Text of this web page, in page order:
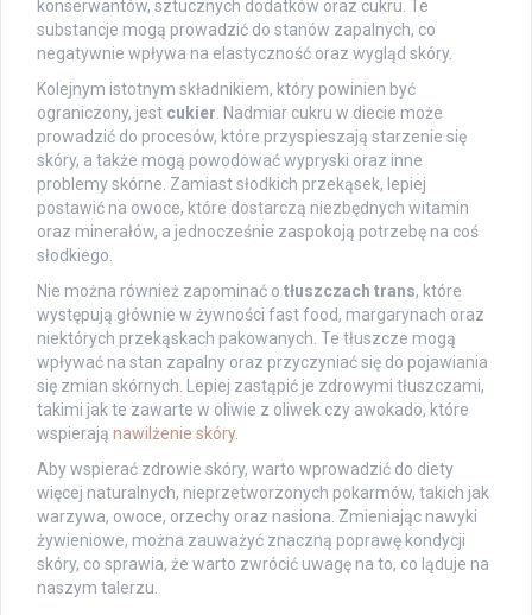
konserwantów, sztucznych dodatków oraz cukru. Te
substancje mogą prowadzić do stanów zapalnych, co
negatywnie wpływa na elastyczność oraz wygląd skóry.
Kolejnym istotnym składnikiem, który powinien być
ograniczony, jest cukier. Nadmiar cukru w diecie może
prowadzić do procesów, które przyspieszają starzenie się
skóry, a także mogą powodować wypryski oraz inne
problemy skórne. Zamiast słodkich przekąsek, lepiej
postawić na owoce, które dostarczą niezbędnych witamin
oraz minerałów, a jednocześnie zaspokoją potrzebę na coś
słodkiego.
Nie można również zapominać o tłuszczach trans, które
występują głównie w żywności fast food, margarynach oraz
niektórych przekąskach pakowanych. Te tłuszcze mogą
wpływać na stan zapalny oraz przyczyniać się do pojawiania
się zmian skórnych. Lepiej zastąpić je zdrowymi tłuszczami,
takimi jak te zawarte w oliwie z oliwek czy awokado, które
wspierają nawilżenie skóry.
Aby wspierać zdrowie skóry, warto wprowadzić do diety
więcej naturalnych, nieprzetworzonych pokarmów, takich jak
warzywa, owoce, orzechy oraz nasiona. Zmieniając nawyki
żywieniowe, można zauważyć znaczną poprawę kondycji
skóry, co sprawia, że warto zwrócić uwagę na to, co ląduje na
naszym talerzu.